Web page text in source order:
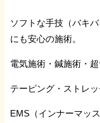
十
踵
ソフトな手技（バキ
にも安心の施術。
電気施術・鍼施術・
テーピング・ストレ
EMS（インナーマッ